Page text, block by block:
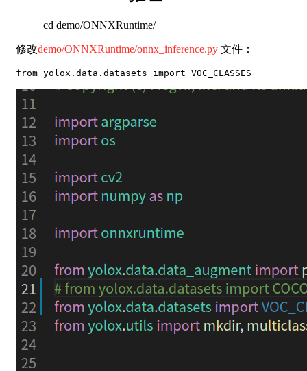
cd demo/ONNXRuntime/
修改demo/ONNXRuntime/onnx_inference.py 文件：
from yolox.data.datasets import VOC_CLASSES